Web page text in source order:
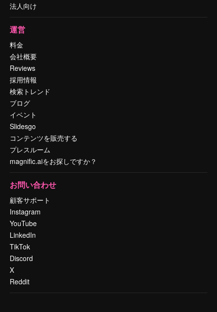
法人向け
運営
料金
会社概要
Reviews
採用情報
検索トレンド
ブログ
イベント
Slidesgo
コンテンツを販売する
プレスルーム
magnific.aiをお探しですか？
お問い合わせ
顧客サポート
Instagram
YouTube
LinkedIn
TikTok
Discord
X
Reddit